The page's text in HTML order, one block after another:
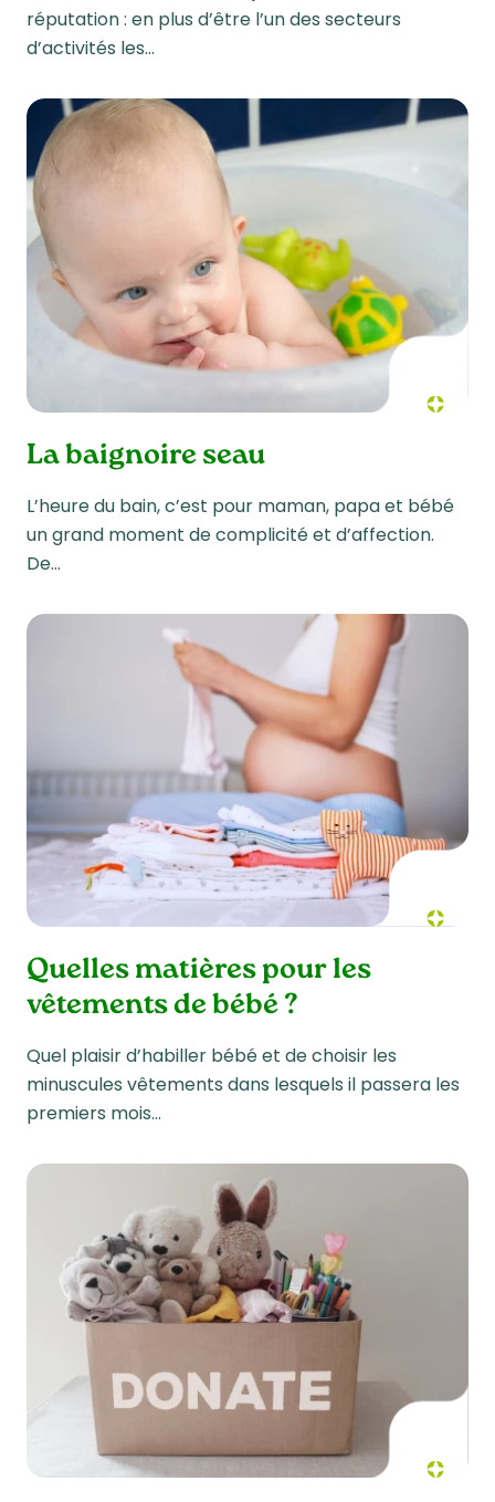
réputation : en plus d’être l’un des secteurs
d’activités les…
La baignoire seau
L’heure du bain, c’est pour maman, papa et bébé
un grand moment de complicité et d’affection.
De…
Quelles matières pour les
vêtements de bébé ?
Quel plaisir d’habiller bébé et de choisir les
minuscules vêtements dans lesquels il passera les
premiers mois…